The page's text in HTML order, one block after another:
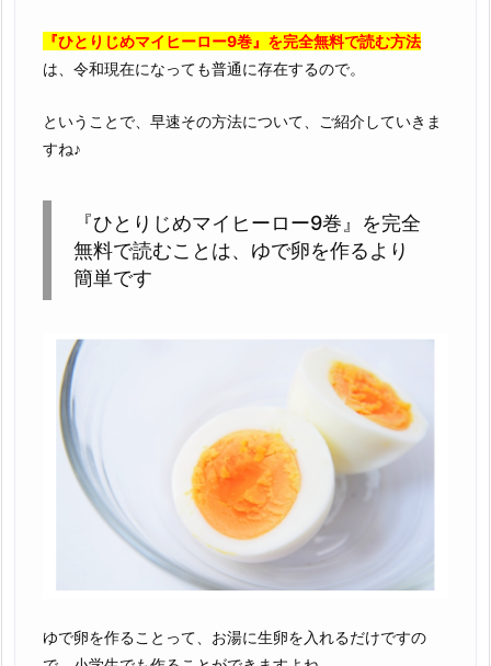
『ひとりじめマイヒーロー9巻』を完全無料で読む方法
は、令和現在になっても普通に存在するので。
ということで、早速その方法について、ご紹介していきま
すね♪
『ひとりじめマイヒーロー9巻』を完全
無料で読むことは、ゆで卵を作るより
簡単です
ゆで卵を作ることって、お湯に生卵を入れるだけですの